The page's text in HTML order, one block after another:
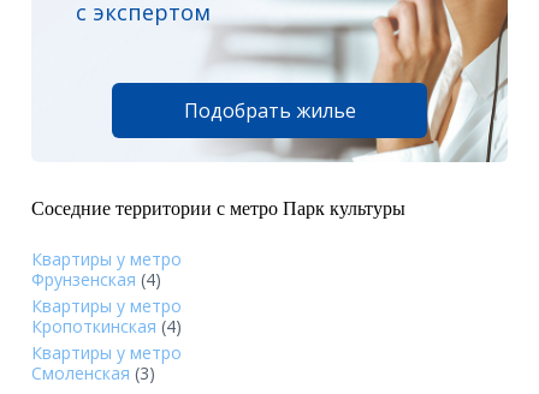
с экспертом
Подобрать жилье
Соседние территории с метро Парк культуры
Квартиры у метро
Фрунзенская (4)
Квартиры у метро
Кропоткинская (4)
Квартиры у метро
Смоленская (3)